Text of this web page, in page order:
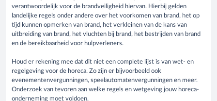
verantwoordelijk voor de brandveiligheid hiervan. Hierbij gelden
landelijke regels onder andere over het voorkomen van brand, het op
tijd kunnen opmerken van brand, het verkleinen van de kans van
uitbreiding van brand, het vluchten bij brand, het bestrijden van brand
en de bereikbaarheid voor hulpverleners.
Houd er rekening mee dat dit niet een complete lijst is van wet- en
regelgeving voor de horeca. Zo zijn er bijvoorbeeld ook
evenementenvergunningen, speelautomatenvergunningen en meer.
Onderzoek van tevoren aan welke regels en wetgeving jouw horeca-
onderneming moet voldoen.